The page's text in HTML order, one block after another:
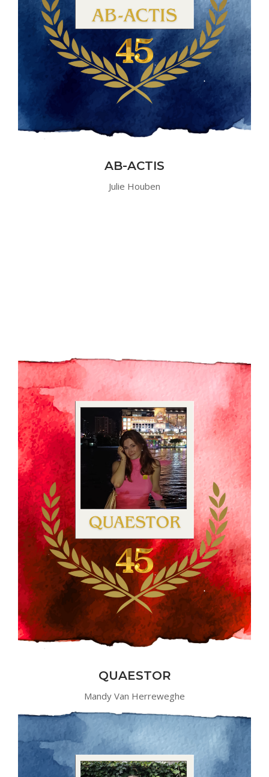
AB-ACTIS
Julie Houben
QUAESTOR
Mandy Van Herreweghe